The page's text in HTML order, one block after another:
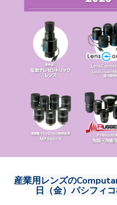
産業用レンズの
日（金）パシフィ